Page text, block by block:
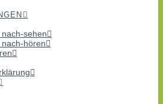
sehen
hören